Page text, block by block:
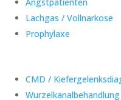
Lachgas / Vollnarkose
Prophylaxe
CMD /
Wurzelkanalbehandlung